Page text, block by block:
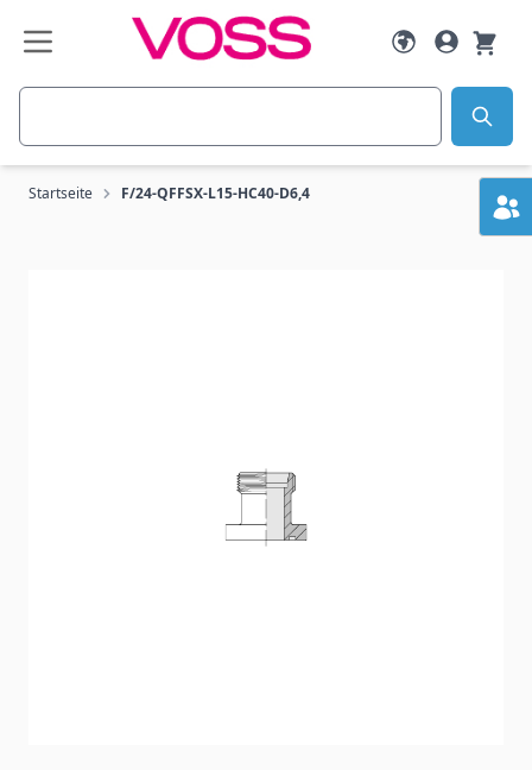
Zum Inhalt springen
Suche
Startseite F/24-QFFSX-L15-HC40-D6,4